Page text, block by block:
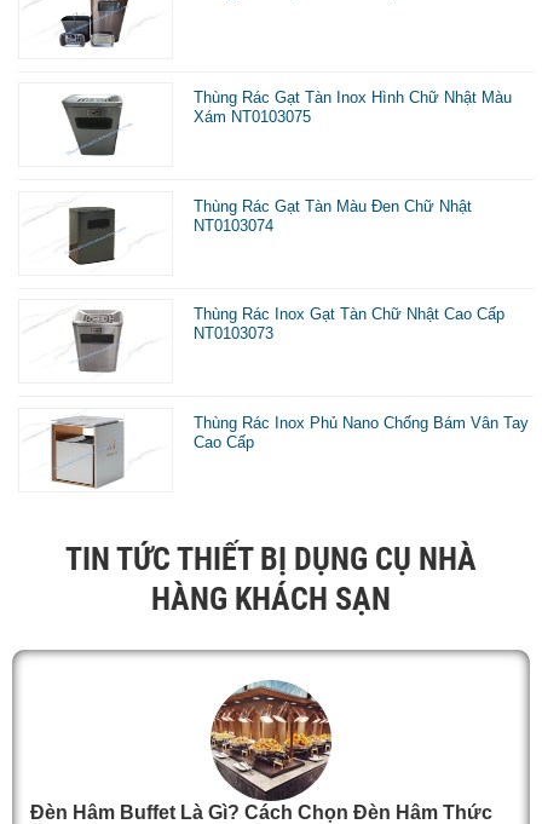
Thùng Rác Gạt Tàn Inox Hình Chữ Nhật Màu
Xám NT0103075
Thùng Rác Gạt Tàn Màu Đen Chữ Nhật
NT0103074
Thùng Rác Inox Gạt Tàn Chữ Nhật Cao Cấp
NT0103073
Thùng Rác Inox Phủ Nano Chống Bám Vân Tay
Cao Cấp
TIN TỨC THIẾT BỊ DỤNG CỤ NHÀ
HÀNG KHÁCH SẠN
Đèn Hâm Buffet Là Gì? Cách Chọn Đèn Hâm Thức